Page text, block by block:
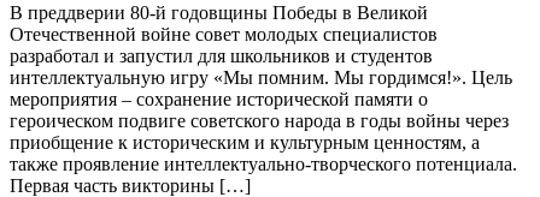
В преддверии 80-й годовщины Победы в Великой
Отечественной войне совет молодых специалистов
разработал и запустил для школьников и студентов
интеллектуальную игру «Мы помним. Мы гордимся!». Цель
мероприятия – сохранение исторической памяти о
героическом подвиге советского народа в годы войны через
приобщение к историческим и культурным ценностям, а
также проявление интеллектуально-творческого потенциала.
Первая часть викторины […]